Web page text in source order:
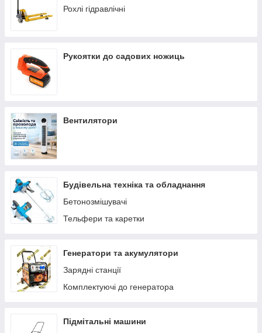
Рохлі гідравлічні
Рукоятки до садових ножиць
Вентилятори
Будівельна техніка та обладнання
Бетонозмішувачі
Тельфери та каретки
Генератори та акумулятори
Зарядні станції
Комплектуючі до генератора
Підмітальні машини